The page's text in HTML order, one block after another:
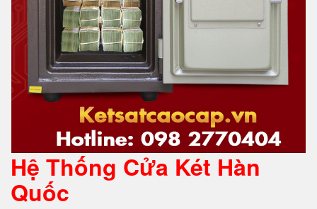
Hệ Thống Cửa Két Hàn
Quốc